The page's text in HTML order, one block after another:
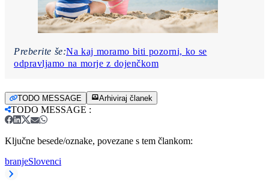
Preberite še:Na kaj moramo biti pozorni, ko se
odpravljamo na morje z dojenčkom
TODO MESSAGE Arhiviraj članek
TODO MESSAGE :
Ključne besede/oznake, povezane s tem člankom:
branjeSlovenci